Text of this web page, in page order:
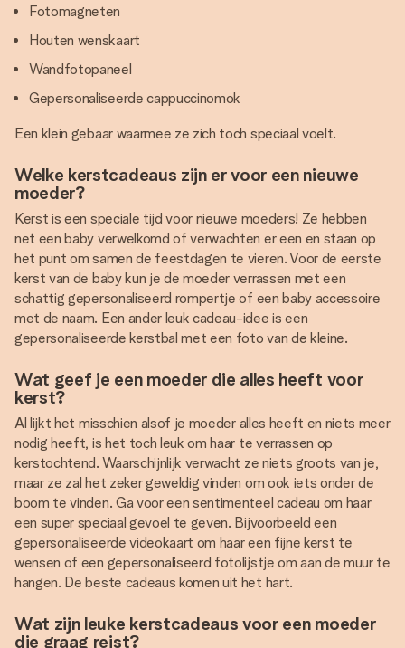
Fotomagneten
Houten wenskaart
Wandfotopaneel
Gepersonaliseerde cappuccinomok
Een klein gebaar waarmee ze zich toch speciaal voelt.
Welke kerstcadeaus zijn er voor een nieuwe
moeder?
Kerst is een speciale tijd voor nieuwe moeders! Ze hebben
net een baby verwelkomd of verwachten er een en staan op
het punt om samen de feestdagen te vieren. Voor de eerste
kerst van de baby kun je de moeder verrassen met een
schattig gepersonaliseerd rompertje of een baby accessoire
met de naam. Een ander leuk cadeau-idee is een
gepersonaliseerde kerstbal met een foto van de kleine.
Wat geef je een moeder die alles heeft voor
kerst?
Al lijkt het misschien alsof je moeder alles heeft en niets meer
nodig heeft, is het toch leuk om haar te verrassen op
kerstochtend. Waarschijnlijk verwacht ze niets groots van je,
maar ze zal het zeker geweldig vinden om ook iets onder de
boom te vinden. Ga voor een sentimenteel cadeau om haar
een super speciaal gevoel te geven. Bijvoorbeeld een
gepersonaliseerde videokaart om haar een fijne kerst te
wensen of een gepersonaliseerd fotolijstje om aan de muur te
hangen. De beste cadeaus komen uit het hart.
Wat zijn leuke kerstcadeaus voor een moeder
die graag reist?